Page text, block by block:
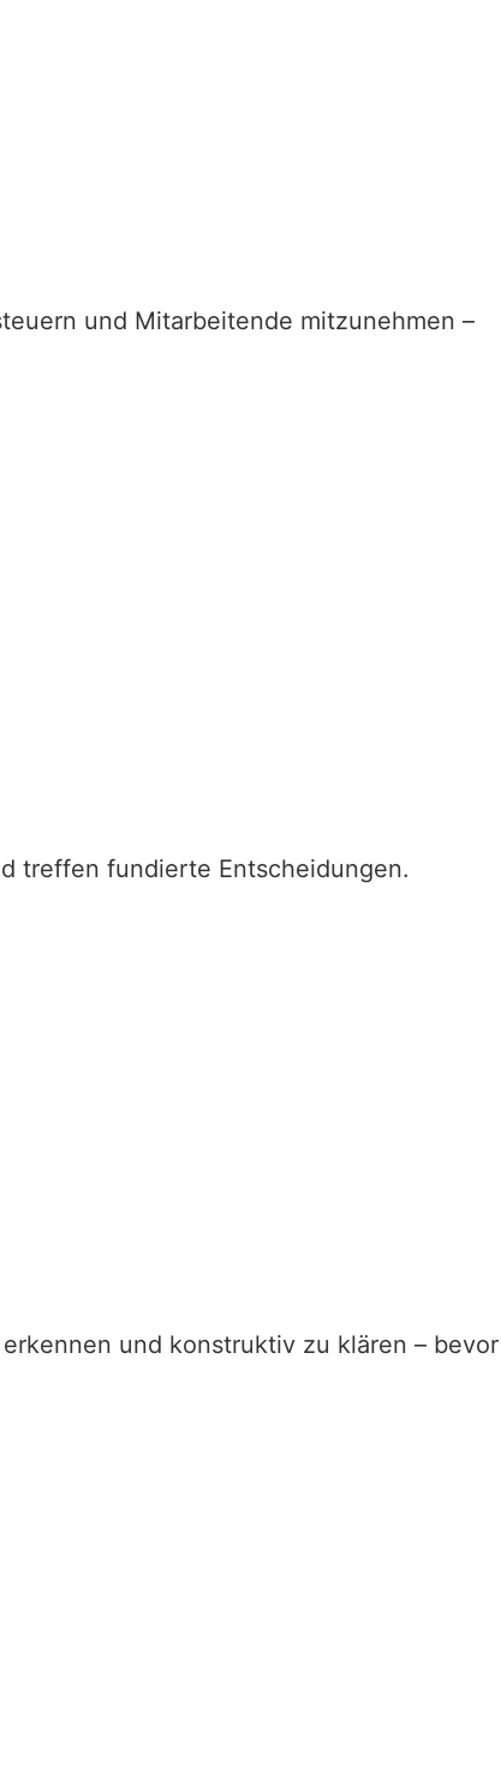
und Mitarbeitende mitzunehmen –
treffen fundierte Entscheidungen.
und konstruktiv zu klären – bevor